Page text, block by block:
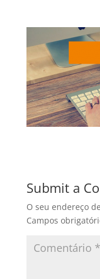
Submit a
O seu endereço
Campos